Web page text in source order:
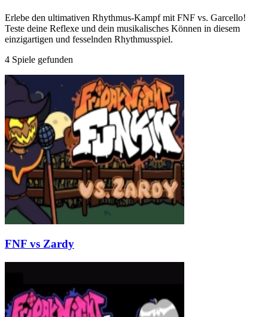
Erlebe den ultimativen Rhythmus-Kampf mit FNF vs. Garcello!
Teste deine Reflexe und dein musikalisches Können in diesem
einzigartigen und fesselnden Rhythmusspiel.
4 Spiele gefunden
FNF vs Zardy